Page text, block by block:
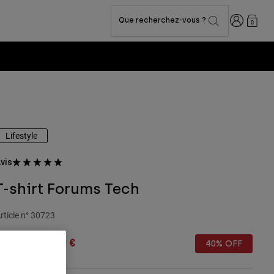
Que recherchez-vous ? Connexion
0
Lifestyle
shirt Forums Tech
n° 30723
Price reduced from
26,99 € 40% OFF